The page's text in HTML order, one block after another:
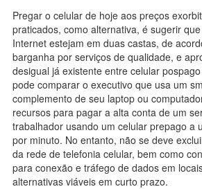
Pregar o celular de hoje aos preços
praticados, como alternativa, é sugerir
Internet estejam em duas castas, de
barganha por serviços de qualidade, e
desigual já existente entre celular
pode comparar o executivo que usa um
complemento de seu laptop ou
recursos para pagar a alta conta de um
trabalhador usando um celular prepago a
por minuto. No entanto, não se deve
da rede de telefonia celular, bem como
para conexão e tráfego de dados em
alternativas viáveis em curto prazo.